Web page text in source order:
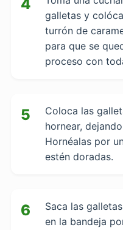
4
galletas y
turrón de
para que se
proceso con
5
Coloca las
hornear,
Hornéalas por
estén doradas.
6
Saca las
en la bandeja